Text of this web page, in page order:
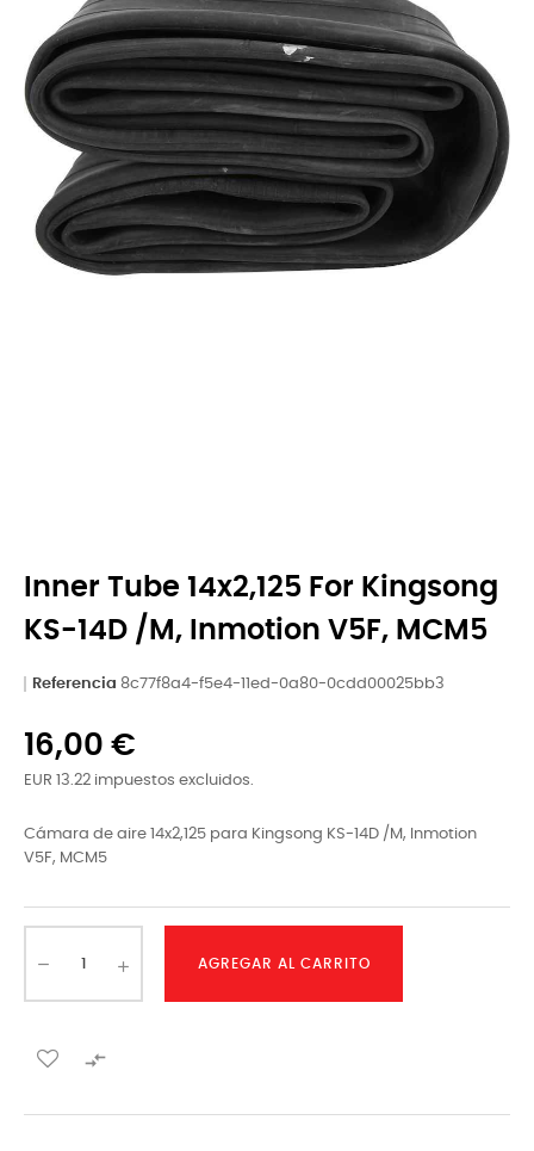
Inner Tube 14x2,125 For Kingsong
KS-14D /M, Inmotion V5F, MCM5
Referencia 8c77f8a4-f5e4-11ed-0a80-0cdd00025bb3
16,00 €
EUR 13.22 impuestos excluidos.
Cámara de aire 14x2,125 para Kingsong KS-14D /M, Inmotion
V5F, MCM5
AGREGAR AL CARRITO
